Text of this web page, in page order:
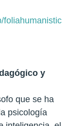
foliahumanistic
y
que se ha
psicología